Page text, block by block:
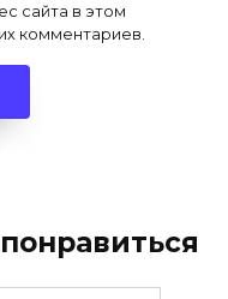
сайта в этом
комментариев.